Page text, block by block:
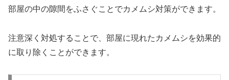
部屋の中の隙間をふさぐことでカメムシ対策ができます。
注意深く対処することで、部屋に現れたカメムシを効果的
に取り除くことができます。